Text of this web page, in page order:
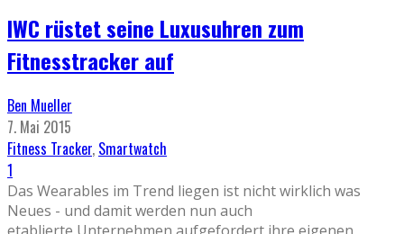
IWC rüstet seine Luxusuhren zum
Fitnesstracker auf
Ben Mueller
7. Mai 2015
Fitness Tracker, Smartwatch
1
Das Wearables im Trend liegen ist nicht wirklich was
Neues - und damit werden nun auch